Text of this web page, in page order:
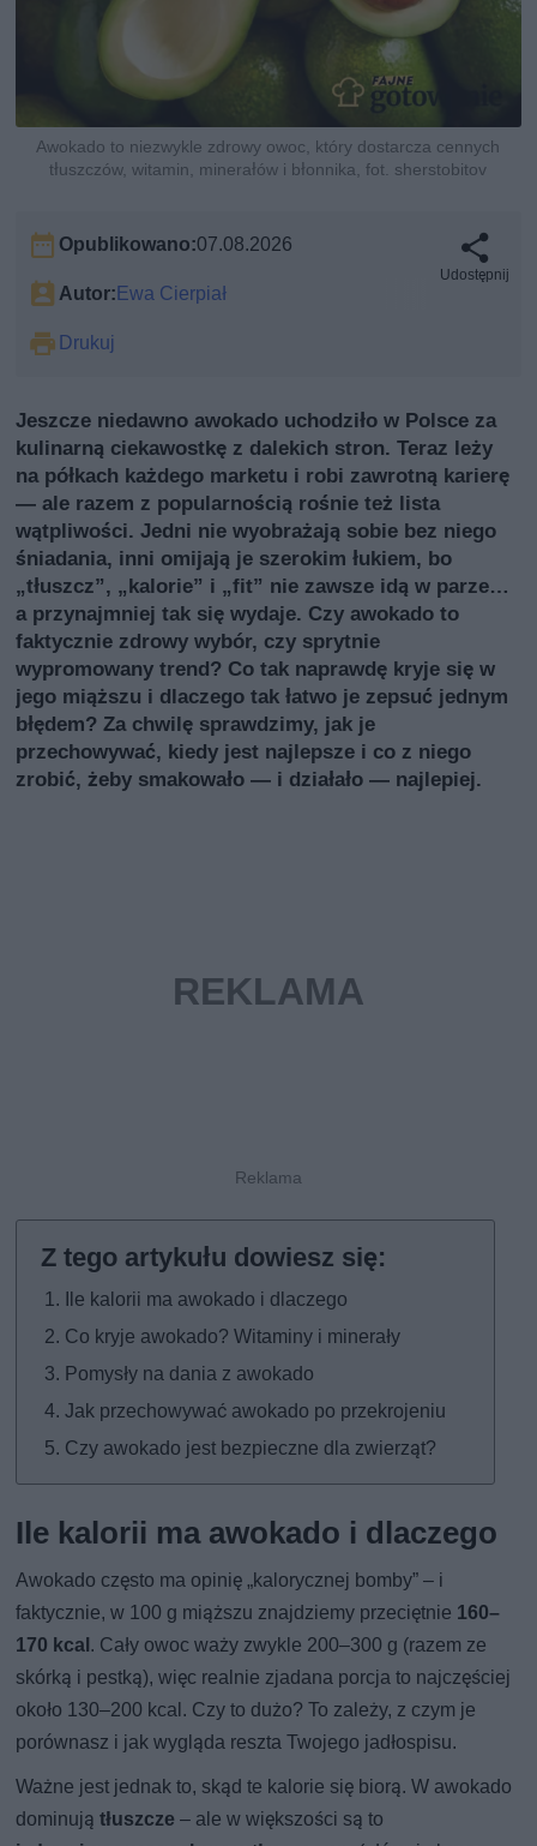
Awokado to niezwykle zdrowy owoc, który dostarcza cennych
tłuszczów, witamin, minerałów i błonnika, fot. sherstobitov
Opublikowano:07.08.2026
Autor:Ewa Cierpiał
Drukuj
Udostępnij
Jeszcze niedawno awokado uchodziło w Polsce za
kulinarną ciekawostkę z dalekich stron. Teraz leży
na półkach każdego marketu i robi zawrotną karierę
— ale razem z popularnością rośnie też lista
wątpliwości. Jedni nie wyobrażają sobie bez niego
śniadania, inni omijają je szerokim łukiem, bo
„tłuszcz”, „kalorie” i „fit” nie zawsze idą w parze…
a przynajmniej tak się wydaje. Czy awokado to
faktycznie zdrowy wybór, czy sprytnie
wypromowany trend? Co tak naprawdę kryje się w
jego miąższu i dlaczego tak łatwo je zepsuć jednym
błędem? Za chwilę sprawdzimy, jak je
przechowywać, kiedy jest najlepsze i co z niego
zrobić, żeby smakowało — i działało — najlepiej.
Ile kalorii ma awokado i dlaczego
Co kryje awokado? Witaminy i minerały
Pomysły na dania z awokado
Jak przechowywać awokado po przekrojeniu
Czy awokado jest bezpieczne dla zwierząt?
Ile kalorii ma awokado i dlaczego
Awokado często ma opinię „kalorycznej bomby” – i
faktycznie, w 100 g miąższu znajdziemy przeciętnie 160–
170 kcal. Cały owoc waży zwykle 200–300 g (razem ze
skórką i pestką), więc realnie zjadana porcja to najczęściej
około 130–200 kcal. Czy to dużo? To zależy, z czym je
porównasz i jak wygląda reszta Twojego jadłospisu.
Ważne jest jednak to, skąd te kalorie się biorą. W awokado
dominujątłuszcze – ale w większości są to